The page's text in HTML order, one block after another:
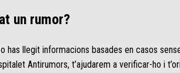
un rumor?
has llegit informacions basades en casos
Antirumors, t’ajudarem a verificar-ho i